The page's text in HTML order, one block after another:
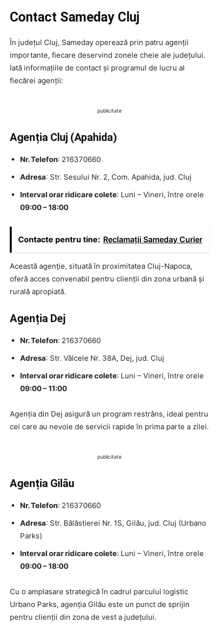
Contact Sameday Cluj
În județul Cluj, Sameday operează prin patru agenții
importante, fiecare deservind zonele cheie ale județului.
Iată informațiile de contact și programul de lucru al
fiecărei agenții:
publicitate
Agenția Cluj (Apahida)
Nr. Telefon: 216370660
Adresa: Str. Sesului Nr. 2, Com. Apahida, jud. Cluj
Interval orar ridicare colete: Luni – Vineri, între orele
09:00 – 18:00
Contacte pentru tine: Reclamații Sameday Curier
Această agenție, situată în proximitatea Cluj-Napoca,
oferă acces convenabil pentru clienții din zona urbană și
rurală apropiată.
Agenția Dej
Nr. Telefon: 216370660
Adresa: Str. Vâlcele Nr. 38A, Dej, jud. Cluj
Interval orar ridicare colete: Luni – Vineri, între orele
09:00 – 11:00
Agenția din Dej asigură un program restrâns, ideal pentru
cei care au nevoie de servicii rapide în prima parte a zilei.
publicitate
Agenția Gilău
Nr. Telefon: 216370660
Adresa: Str. Bălăstierei Nr. 1S, Gilău, jud. Cluj (Urbano
Parks)
Interval orar ridicare colete: Luni – Vineri, între orele
09:00 – 18:00
Cu o amplasare strategică în cadrul parcului logistic
Urbano Parks, agenția Gilău este un punct de sprijin
pentru clienții din zona de vest a județului.